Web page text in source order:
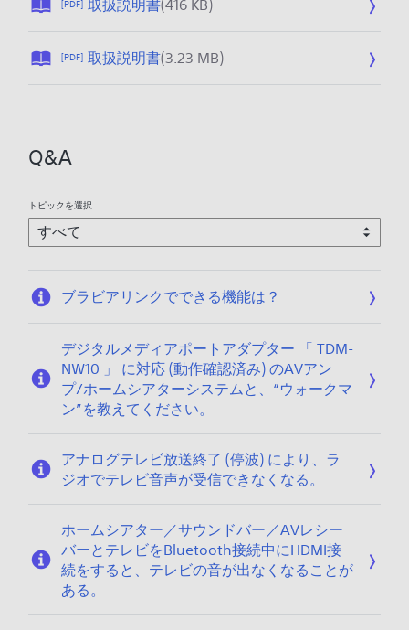
[PDF] 取扱説明書(416 KB)公
:
2
0
9
[PDF] 取扱説明書(3.23 MB)公
/
0
9
Q&A
トピックを選択
ブラビアリンクでできる機能は？
デジタルメディアポートアダプター 「 TDM-
NW10 」 に対応 (動作確認済み) のAVアン
プ/ホームシアターシステムと、“ウォークマ
ン”を教えてください。
アナログテレビ放送終了 (停波) により、ラ
ジオでテレビ音声が受信できなくなる。
ホームシアター／サウンドバー／AVレシー
バーとテレビをBluetooth接続中にHDMI接
続をすると、テレビの音が出なくなることが
ある。